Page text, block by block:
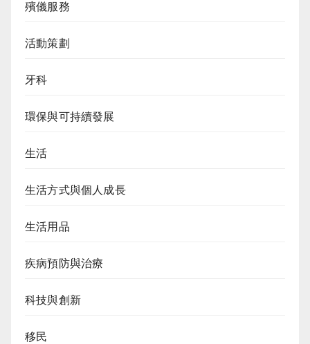
殯儀服務
活動策劃
牙科
環保與可持續發展
生活
生活方式與個人成長
生活用品
疾病預防與治療
科技與創新
移民